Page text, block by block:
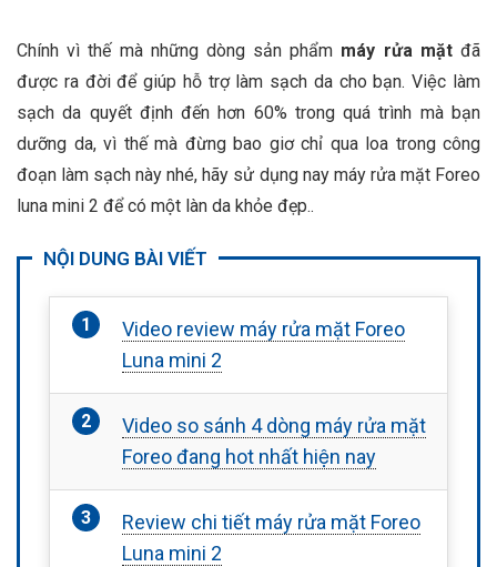
Chính vì thế mà những dòng sản phẩm máy rửa mặtđã
được ra đời để giúp hỗ trợ làm sạch da cho bạn. Việc làm
sạch da quyết định đến hơn 60% trong quá trình mà bạn
dưỡng da, vì thế mà đừng bao giơ chỉ qua loa trong công
đoạn làm sạch này nhé, hãy sử dụng nay máy rửa mặt Foreo
luna mini 2 để có một làn da khỏe đẹp..
NỘI DUNG BÀI VIẾT
Video review máy rửa mặt Foreo
Luna mini 2
Video so sánh 4 dòng máy rửa mặt
Foreo đang hot nhất hiện nay
Review chi tiết máy rửa mặt Foreo
Luna mini 2